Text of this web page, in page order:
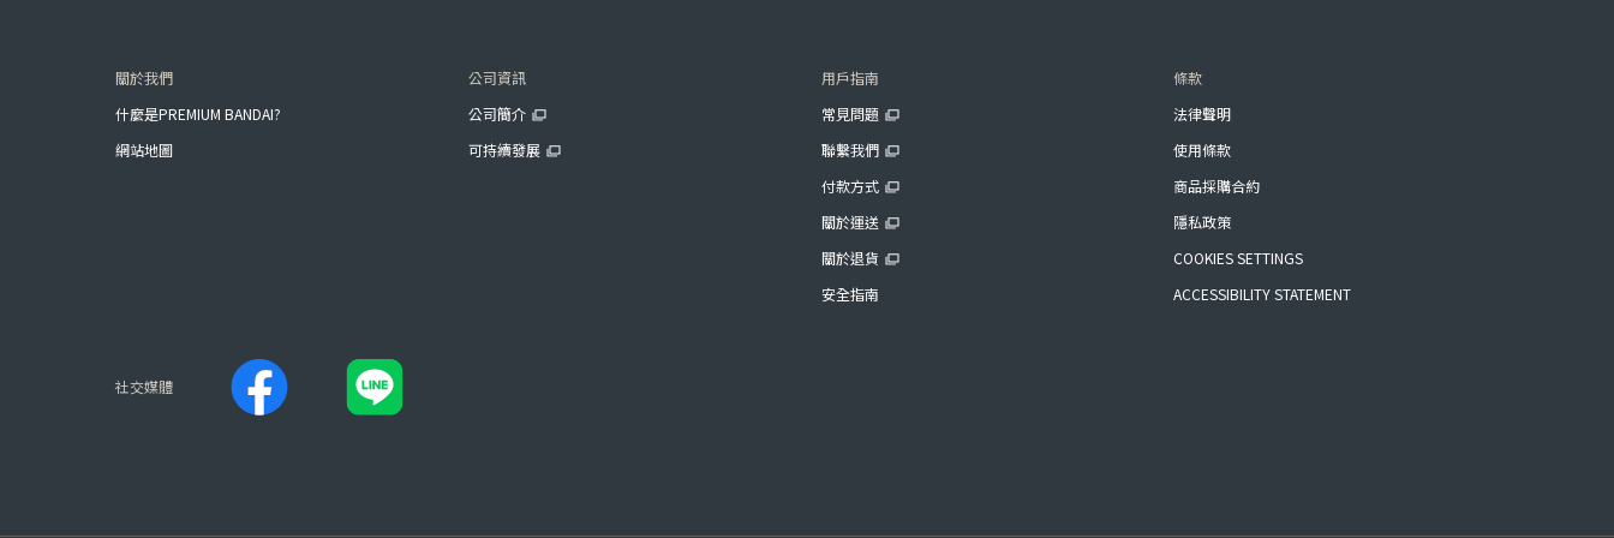
關於我們
什麼是PREMIUM BANDAI?
網站地圖
公司資訊
公司簡介
可持續發展
用戶指南
常見問題
聯繫我們
付款方式
關於運送
關於退貨
安全指南
條款
法律聲明
使用條款
商品採購合約
隱私政策
COOKIES SETTINGS
ACCESSIBILITY STATEMENT
社交媒體